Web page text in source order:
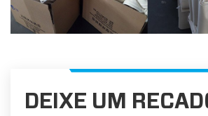
DEIXE UM